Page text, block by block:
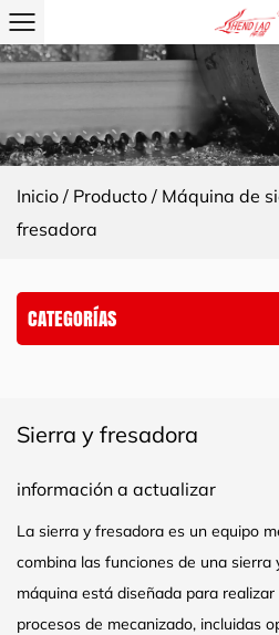
Inicio / Producto / Máquina de
fresadora
CATEGORÍAS
Sierra y fresadora
información a actualizar
La sierra y fresadora es un equipo
combina las funciones de una sierra
máquina está diseñada para
procesos de mecanizado, incluidas